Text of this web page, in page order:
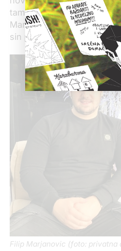
tamo, ali je prebio
Marjanović i objašnjava
sin pobegao iz zemlje.
Filip Marjanovic (foto: privatna